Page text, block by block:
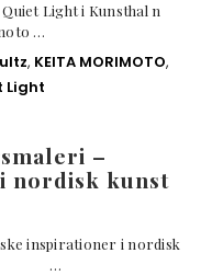
Quiet Light i Kunsthal n
…
, KEITA MORIMOTO,
Light
–
nordisk kunst
inspirationer i nordisk
…